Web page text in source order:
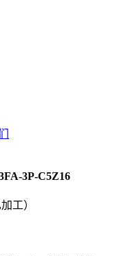
3P-C5Z16
工）